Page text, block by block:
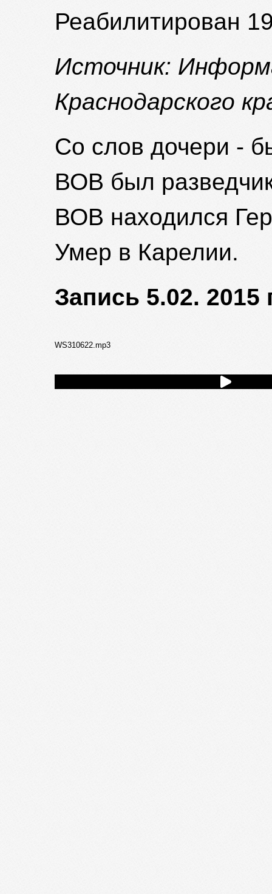
Реабилитирован
Источник:
Краснодарского
Со слов дочери -
ВОВ был
ВОВ находился
Умер в Карелии.
Запись 5.02. 2015
WS310622.mp3